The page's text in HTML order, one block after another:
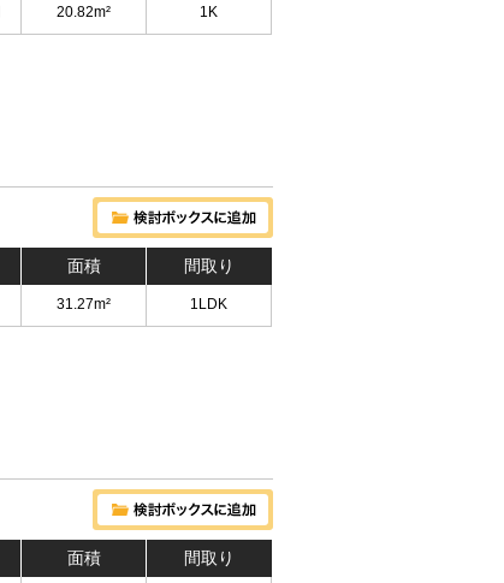
20.82m² 1K
面積 間取り
31.27m² 1LDK
面積 間取り